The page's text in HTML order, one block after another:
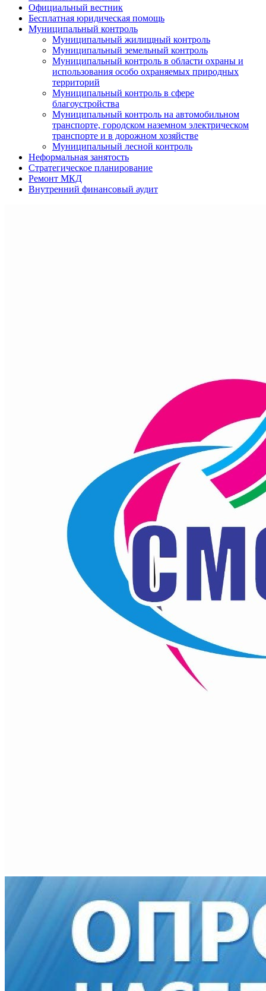
Официальный вестник
Бесплатная юридическая помощь
Муниципальный контроль
Муниципальный жилищный контроль
Муниципальный земельный контроль
Муниципальный контроль в области охраны и
использования особо охраняемых природных
территорий
Муниципальный контроль в сфере
благоустройства
Муниципальный контроль на автомобильном
транспорте, городском наземном электрическом
транспорте и в дорожном хозяйстве
Муниципальный лесной контроль
Неформальная занятость
Стратегическое планирование
Ремонт МКД
Внутренний финансовый аудит